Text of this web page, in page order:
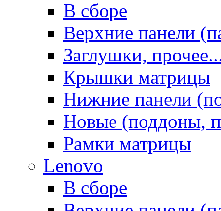
В сборе
Верхние панели
Заглушки,
Крышки матрицы
Нижние панели
Новые (поддоны,
Рамки матрицы
Lenovo
В сборе